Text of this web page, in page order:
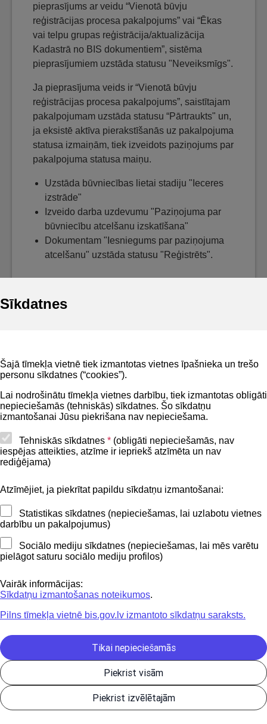
Sīkdatnes
Šajā tīmekļa vietnē tiek izmantotas vietnes īpašnieka un trešo
personu sīkdatnes (“cookies”).
Lai nodrošinātu tīmekļa vietnes darbību, tiek izmantotas obligāti
nepieciešamās (tehniskās) sīkdatnes. Šo sīkdatņu
izmantošanai Jūsu piekrišana nav nepieciešama.
Tehniskās sīkdatnes * (obligāti nepieciešamās, nav
iespējas atteikties, atzīme ir iepriekš atzīmēta un nav
rediģējama)
Atzīmējiet, ja piekrītat papildu sīkdatņu izmantošanai:
Statistikas sīkdatnes (nepieciešamas, lai uzlabotu vietnes
darbību un pakalpojumus)
Sociālo mediju sīkdatnes (nepieciešamas, lai mēs varētu
pielāgot saturu sociālo mediju profilos)
Vairāk informācijas:
Sīkdatņu izmantošanas noteikumos.
Pilns tīmekļa vietnē bis.gov.lv izmantoto sīkdatņu saraksts.
Piekrist izvēlētajām
Piekrist visām
Tikai nepieciešamās
pieprasījums ar veidu “Vienotā būvju
reģistrācijas procesa pakalpojums” vai “Ēkas
vai telpu grupas reģistrācija/aktualizācija
Kadastrā no BIS dokumentiem”, sistēma
pieprasījumiem uzstāda statusu "Neveiksmīgs".
Ja pieprasījuma veids ir “Vienotā būvju
reģistrācijas procesa pakalpojums”, saistītajam
pakalpojumam uzstāda statusu “Pārtraukts" un,
ja eksistē aktīva pierakstīšanās uz pakalpojuma
statusa izmaiņām, tiek izveidots paziņojums par
pakalpojuma statusa maiņu.
Uzstāda būvniecības lietai stadiju "Ieceres
izstrāde"
Izveido darba uzdevumu "Paziņojuma par
būvniecību atcelšanu izskatīšana"
Dokumentam "Iesniegums par paziņojuma
atcelšanu" uzstāda statusu "Reģistrēts".
Privātuma politika
Lapas karte
Piekļūstamības paziņojums
Kontakti
BIS atbalsta dienesta tālrunis:
Sekojiet mums
Lejupielādejiet
Būvniecības valsts kontroles birojs | Informācijas pārpublicēšanas
gadījumā atsauce uz Būvniecības informācijas sistēmu obligāta. |
Build: 1bae2-C (20260806205642) (production)